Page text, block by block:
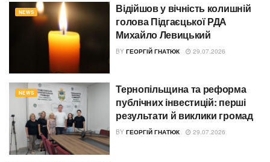
NEWS
Відійшов у вічність колишній
голова Підгаєцької РДА
Михайло Левицький
BY ГЕОРГІЙ ГНАТЮК 29.07.2026
NEWS
Тернопільщина та реформа
публічних інвестицій: перші
результати й виклики громад
BY ГЕОРГІЙ ГНАТЮК 29.07.2026